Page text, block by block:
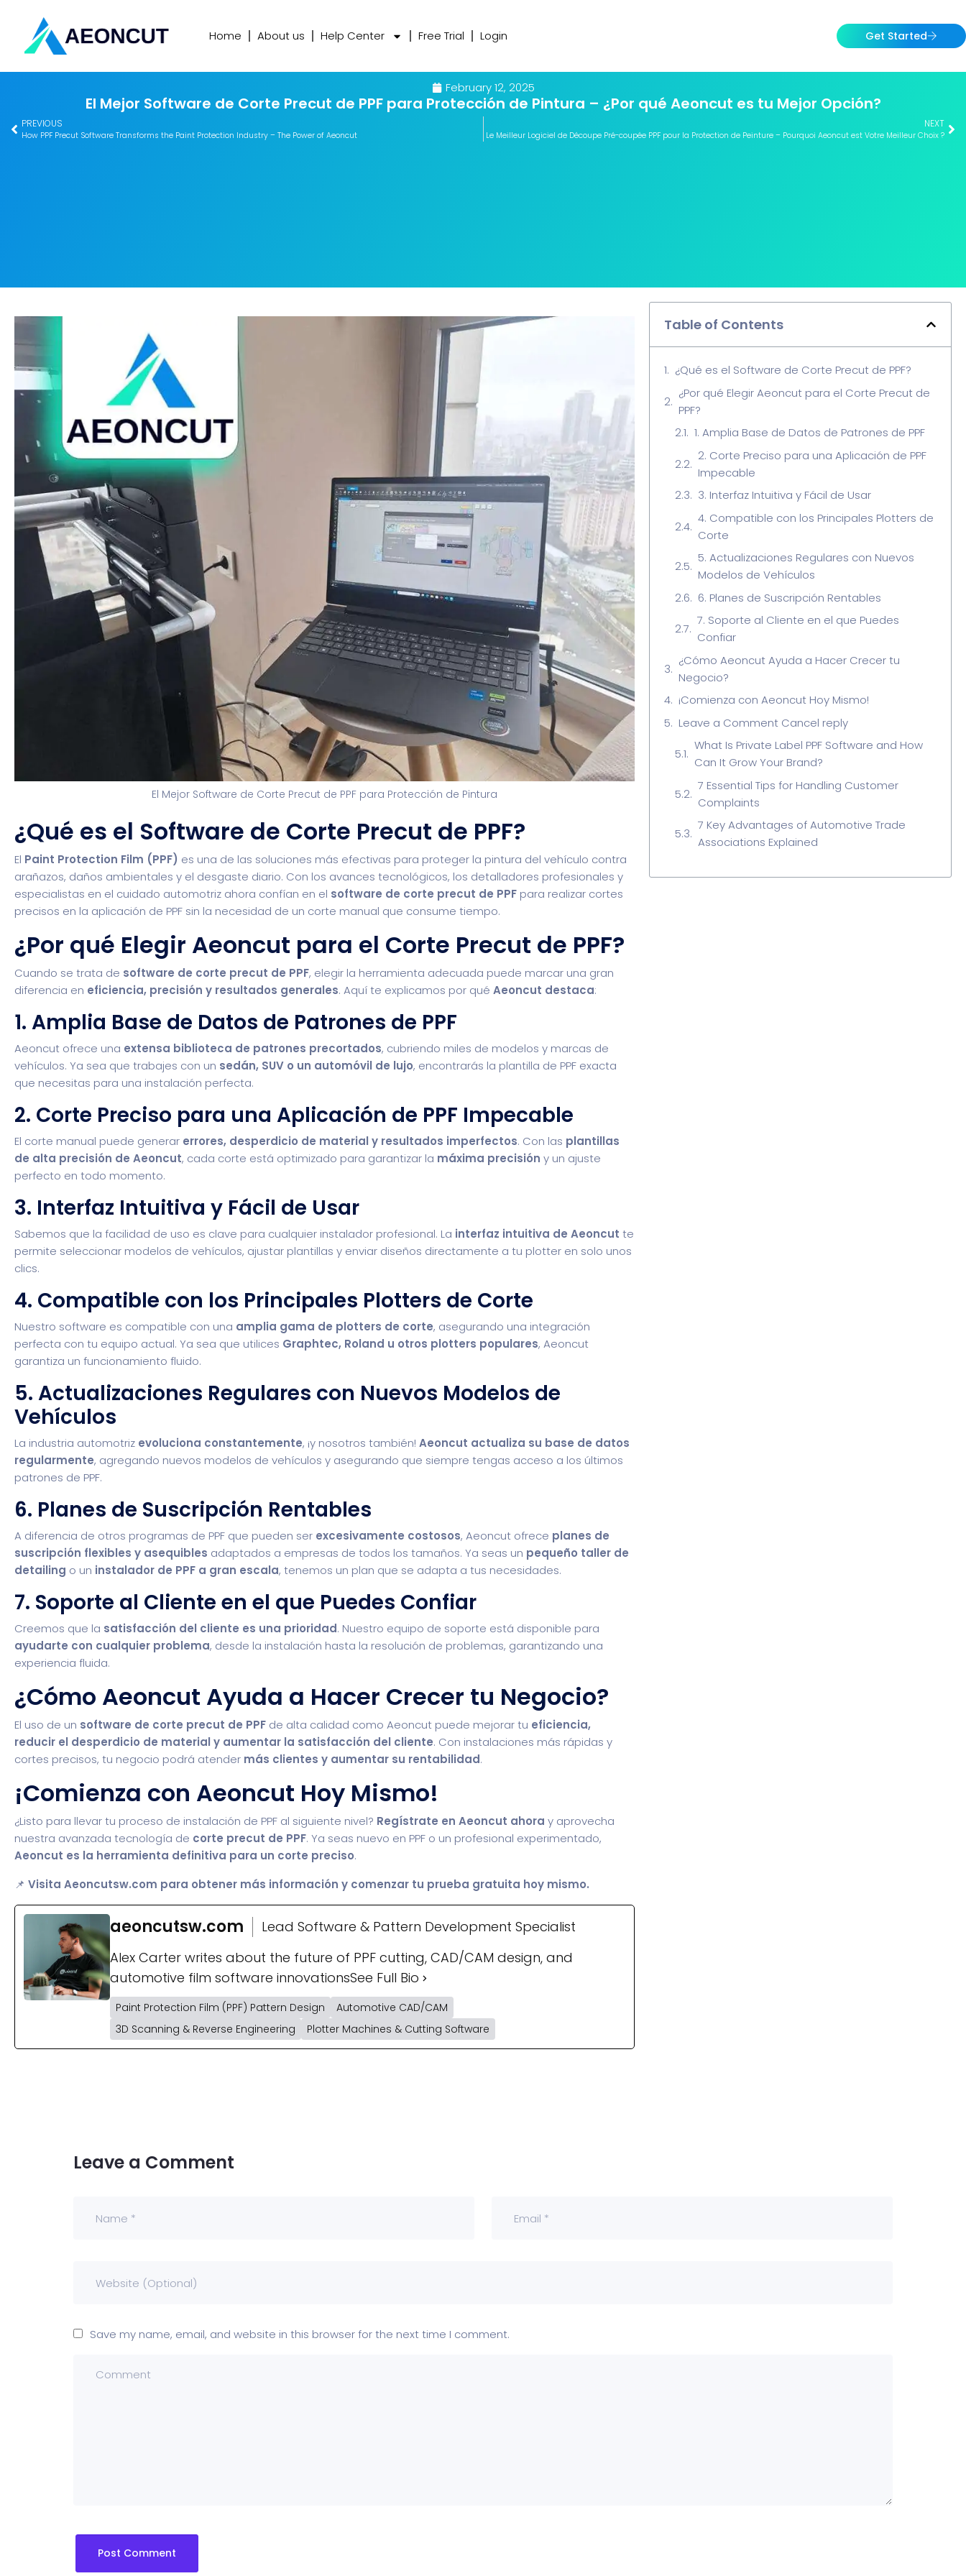
Home About us Help Center Free Trial Login Get Started
February 12, 2025
El Mejor Software de Corte Precut de PPF para Protección de Pintura – ¿Por qué Aeoncut es tu Mejor Opción?
PREVIOUS
How PPF Precut Software Transforms the Paint Protection Industry – The Power of Aeoncut
NEXT
Le Meilleur Logiciel de Découpe Pré-coupée PPF pour la Protection de Peinture – Pourquoi Aeoncut est Votre Meilleur Choix ?
Table of Contents
¿Qué es el Software de Corte Precut de PPF?
¿Por qué Elegir Aeoncut para el Corte Precut de
PPF?
1. Amplia Base de Datos de Patrones de PPF
2. Corte Preciso para una Aplicación de PPF
Impecable
3. Interfaz Intuitiva y Fácil de Usar
4. Compatible con los Principales Plotters de
Corte
5. Actualizaciones Regulares con Nuevos
Modelos de Vehículos
6. Planes de Suscripción Rentables
7. Soporte al Cliente en el que Puedes
Confiar
¿Cómo Aeoncut Ayuda a Hacer Crecer tu
Negocio?
¡Comienza con Aeoncut Hoy Mismo!
Leave a Comment Cancel reply
What Is Private Label PPF Software and How
Can It Grow Your Brand?
7 Essential Tips for Handling Customer
Complaints
7 Key Advantages of Automotive Trade
Associations Explained
El Mejor Software de Corte Precut de PPF para Protección de Pintura
¿Qué es el Software de Corte Precut de PPF?
El Paint Protection Film (PPF) es una de las soluciones más efectivas para proteger la pintura del vehículo contra
arañazos, daños ambientales y el desgaste diario. Con los avances tecnológicos, los detalladores profesionales y
especialistas en el cuidado automotriz ahora confían en el software de corte precut de PPF para realizar cortes
precisos en la aplicación de PPF sin la necesidad de un corte manual que consume tiempo.
¿Por qué Elegir Aeoncut para el Corte Precut de PPF?
Cuando se trata de software de corte precut de PPF, elegir la herramienta adecuada puede marcar una gran
diferencia en eficiencia, precisión y resultados generales. Aquí te explicamos por quéAeoncut destaca:
1. Amplia Base de Datos de Patrones de PPF
Aeoncut ofrece una extensa biblioteca de patrones precortados, cubriendo miles de modelos y marcas de
vehículos. Ya sea que trabajes con un sedán, SUV o un automóvil de lujo, encontrarás la plantilla de PPF exacta
que necesitas para una instalación perfecta.
2. Corte Preciso para una Aplicación de PPF Impecable
El corte manual puede generar errores, desperdicio de material y resultados imperfectos. Con las plantillas
de alta precisión de Aeoncut, cada corte está optimizado para garantizar la máxima precisión y un ajuste
perfecto en todo momento.
3. Interfaz Intuitiva y Fácil de Usar
Sabemos que la facilidad de uso es clave para cualquier instalador profesional. La interfaz intuitiva de Aeoncut te
permite seleccionar modelos de vehículos, ajustar plantillas y enviar diseños directamente a tu plotter en solo unos
clics.
4. Compatible con los Principales Plotters de Corte
Nuestro software es compatible con una amplia gama de plotters de corte, asegurando una integración
perfecta con tu equipo actual. Ya sea que utilices Graphtec, Roland u otros plotters populares, Aeoncut
garantiza un funcionamiento fluido.
5. Actualizaciones Regulares con Nuevos Modelos de
Vehículos
La industria automotriz evoluciona constantemente, ¡y nosotros también!Aeoncut actualiza su base de datos
regularmente, agregando nuevos modelos de vehículos y asegurando que siempre tengas acceso a los últimos
patrones de PPF.
6. Planes de Suscripción Rentables
A diferencia de otros programas de PPF que pueden ser excesivamente costosos, Aeoncut ofrece planes de
suscripción flexibles y asequibles adaptados a empresas de todos los tamaños. Ya seas un pequeño taller de
detailing o un instalador de PPF a gran escala, tenemos un plan que se adapta a tus necesidades.
7. Soporte al Cliente en el que Puedes Confiar
Creemos que la satisfacción del cliente es una prioridad. Nuestro equipo de soporte está disponible para
ayudarte con cualquier problema, desde la instalación hasta la resolución de problemas, garantizando una
experiencia fluida.
¿Cómo Aeoncut Ayuda a Hacer Crecer tu Negocio?
El uso de un software de corte precut de PPF de alta calidad como Aeoncut puede mejorar tu eficiencia,
reducir el desperdicio de material y aumentar la satisfacción del cliente. Con instalaciones más rápidas y
cortes precisos, tu negocio podrá atender más clientes y aumentar su rentabilidad.
¡Comienza con Aeoncut Hoy Mismo!
¿Listo para llevar tu proceso de instalación de PPF al siguiente nivel? Regístrate en Aeoncut ahora y aprovecha
nuestra avanzada tecnología de corte precut de PPF. Ya seas nuevo en PPF o un profesional experimentado,
Aeoncut es la herramienta definitiva para un corte preciso.
📌VisitaAeoncutsw.com para obtener más información y comenzar tu prueba gratuita hoy mismo.
aeoncutsw.com
Lead Software & Pattern Development Specialist
Alex Carter writes about the future of PPF cutting, CAD/CAM design, and
automotive film software innovationsSee Full Bio
Paint Protection Film (PPF) Pattern Design
Automotive CAD/CAM
3D Scanning & Reverse Engineering
Plotter Machines & Cutting Software
Leave a Comment
Save my name, email, and website in this browser for the next time I comment.